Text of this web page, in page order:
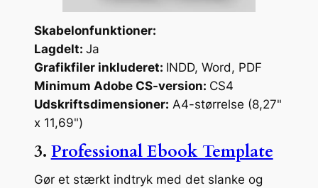
Skabelonfunktioner:
Lagdelt: Ja
Grafikfiler inkluderet: INDD, Word, PDF
Minimum Adobe CS-version: CS4
Udskriftsdimensioner: A4-størrelse (8,27"
x 11,69")
3. Professional Ebook Template
Gør et stærkt indtryk med det slanke og